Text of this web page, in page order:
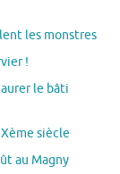
les monstres
!
le bâti
siècle
au Magny